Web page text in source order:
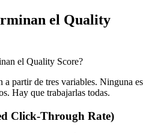
el Quality
a partir de tres variables. Ninguna es
Hay que trabajarlas todas.
Click-Through Rate)